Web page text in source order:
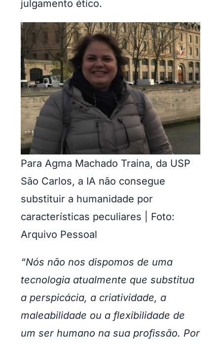
julgamento ético.
Para Agma Machado Traina, da USP
São Carlos, a IA não consegue
substituir a humanidade por
características peculiares | Foto:
Arquivo Pessoal
“Nós não nos dispomos de uma
tecnologia atualmente que substitua
a perspicácia, a criatividade, a
maleabilidade ou a flexibilidade de
um ser humano na sua profissão. Por